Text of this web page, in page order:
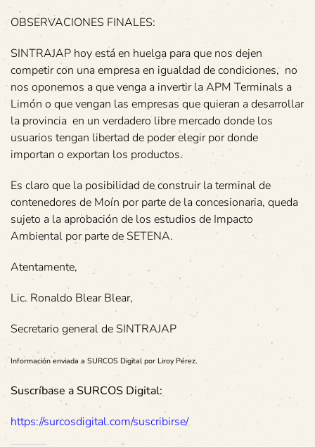
OBSERVACIONES FINALES:
SINTRAJAP hoy está en huelga para que nos dejen
competir con una empresa en igualdad de condiciones, no
nos oponemos a que venga a invertir la APM Terminals a
Limón o que vengan las empresas que quieran a desarrollar
la provincia en un verdadero libre mercado donde los
usuarios tengan libertad de poder elegir por donde
importan o exportan los productos.
Es claro que la posibilidad de construir la terminal de
contenedores de Moín por parte de la concesionaria, queda
sujeto a la aprobación de los estudios de Impacto
Ambiental por parte de SETENA.
Atentamente,
Lic. Ronaldo Blear Blear,
Secretario general de SINTRAJAP
Información enviada a SURCOS Digital por Liroy Pérez.
Suscríbase a SURCOS Digital:
https://surcosdigital.com/suscribirse/